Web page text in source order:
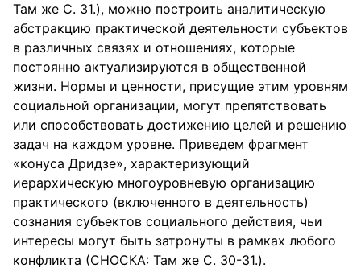
Там же С. 31.), можно построить аналитическую
абстракцию практической деятельности субъектов
в различных связях и отношениях, которые
постоянно актуализируются в общественной
жизни. Нормы и ценности, присущие этим уровням
социальной организации, могут препятствовать
или способствовать достижению целей и решению
задач на каждом уровне. Приведем фрагмент
«конуса Дридзе», характеризующий
иерархическую многоуровневую организацию
практического (включенного в деятельность)
сознания субъектов социального действия, чьи
интересы могут быть затронуты в рамках любого
конфликта (СНОСКА: Там же С. 30-31.).